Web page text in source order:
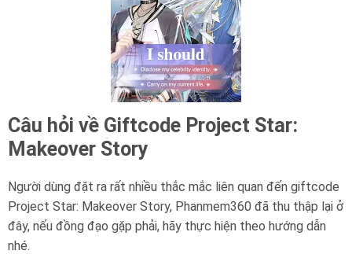
Câu hỏi về Giftcode Project Star:
Makeover Story
Người dùng đặt ra rất nhiều thắc mắc liên quan đến giftcode
Project Star: Makeover Story, Phanmem360 đã thu thập lại ở
đây, nếu đồng đạo gặp phải, hãy thực hiện theo hướng dẫn
nhé.